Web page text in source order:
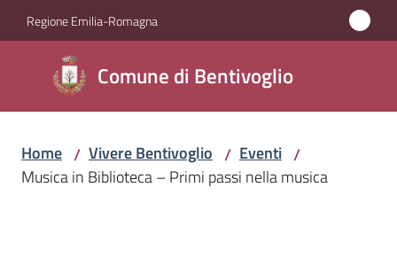
Vai al contenuto
Vai alla navigazione
Vai al footer
Regione Emilia-Romagna
Comune di Bentivoglio
Comune di
Bentivoglio
Amministrazione
Home / Vivere Bentivoglio / Eventi /
Musica in Biblioteca – Primi passi nella musica